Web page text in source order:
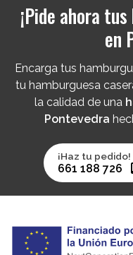
¡Pide ahora
en
Encarga tus
tu hamburguesa
la calidad de una
Pontevedra
¡Haz tu pedido!
661 188 726